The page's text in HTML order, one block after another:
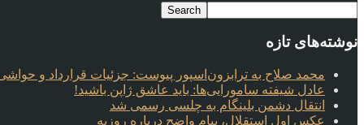
نوشته‌های تازه
محمد صلاح به ترابزون‌اسپور پیوست: جزئیات قرارداد و حواشی
عادل شیفته سامورایی‌ها: باید عاشق ژاپن باشید!
انتقال دشمن بلینگام به چلسی رسمی شد
عکس اول استقلال، پیام واضح درباره روزبه